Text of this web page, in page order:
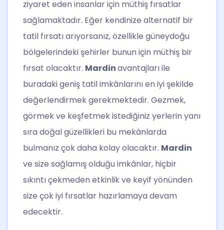
ziyaret eden insanlar için müthiş fırsatlar
sağlamaktadır. Eğer kendinize alternatif bir
tatil fırsatı arıyorsanız, özellikle güneydoğu
bölgelerindeki şehirler bunun için müthiş bir
fırsat olacaktır. Mardinavantajları ile
buradaki geniş tatil imkânlarını en iyi şekilde
değerlendirmek gerekmektedir. Gezmek,
görmek ve keşfetmek istediğiniz yerlerin yanı
sıra doğal güzellikleri bu mekânlarda
bulmanız çok daha kolay olacaktır. Mardin
ve size sağlamış olduğu imkânlar, hiçbir
sıkıntı çekmeden etkinlik ve keyif yönünden
size çok iyi fırsatlar hazırlamaya devam
edecektir.